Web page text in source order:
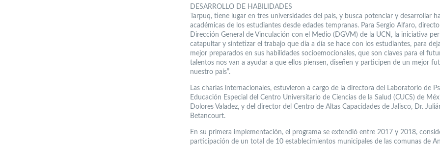
DESARROLLO DE HABILIDADES
Tarpuq, tiene lugar en tres universidades del país, y busca potenciar y desarrollar
académicas de los estudiantes desde edades tempranas. Para Sergio Alfaro,
Dirección General de Vinculación con el Medio (DGVM) de la UCN, la iniciativa
catapultar y sintetizar el trabajo que día a día se hace con los estudiantes, para
mejor preparados en sus habilidades socioemocionales, que son claves para el
talentos nos van a ayudar a que ellos piensen, diseñen y participen de un mejor
nuestro país”.
Las charlas internacionales, estuvieron a cargo de la directora del Laboratorio de
Educación Especial del Centro Universitario de Ciencias de la Salud (CUCS) de
Dolores Valadez, y del director del Centro de Altas Capacidades de Jalisco, Dr.
Betancourt.
En su primera implementación, el programa se extendió entre 2017 y 2018,
participación de un total de 10 establecimientos municipales de las comunas de